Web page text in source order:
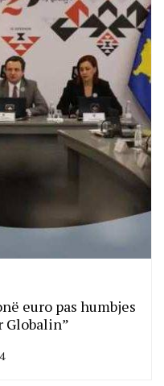
euro pas humbjes
Globalin”